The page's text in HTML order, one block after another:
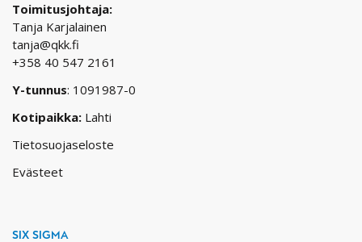
Toimitusjohtaja:
Tanja Karjalainen
tanja@qkk.fi
+358 40 547 2161
Y-tunnus: 1091987-0
Kotipaikka: Lahti
Tietosuojaseloste
Evästeet
SIX SIGMA